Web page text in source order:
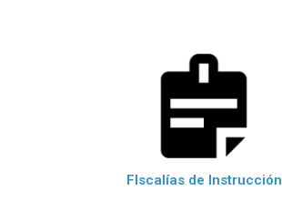
FIscalías de Instrucción